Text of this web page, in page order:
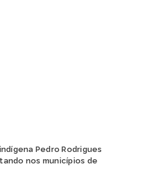
indígena Pedro Rodrigues
nos municípios de